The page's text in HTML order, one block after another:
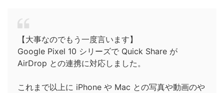
【大事なのでもう一度言います】
Google Pixel 10 シリーズで Quick Share が
AirDrop との連携に対応しました。
これまで以上に iPhone や Mac との写真や動画のや